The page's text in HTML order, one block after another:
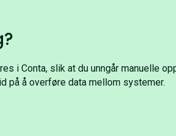
i Conta, slik at du unngår manuelle
på å overføre data mellom systemer.